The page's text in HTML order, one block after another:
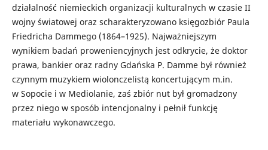
działalność niemieckich organizacji kulturalnych w czasie II
wojny światowej oraz scharakteryzowano księgozbiór Paula
Friedricha Dammego (1864–1925). Najważniejszym
wynikiem badań proweniencyjnych jest odkrycie, że doktor
prawa, bankier oraz radny Gdańska P. Damme był również
czynnym muzykiem wiolonczelistą koncertującym m.in.
w Sopocie i w Mediolanie, zaś zbiór nut był gromadzony
przez niego w sposób intencjonalny i pełnił funkcję
materiału wykonawczego.